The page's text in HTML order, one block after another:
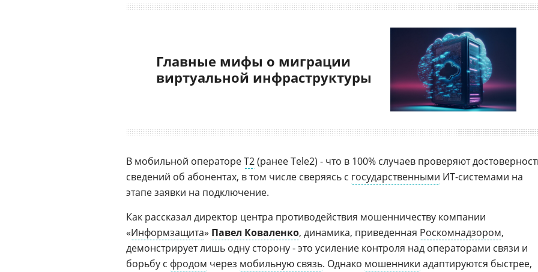
Главные мифы о миграции
виртуальной инфраструктуры
В мобильной оператореТ2(ранее Tele2) - что в 100% случаев проверяют
сведений об абонентах, в том числе сверяясь с государственными ИТ-системами на
этапе заявки на подключение.
Как рассказал директор центра противодействия мошенничеству компании
«Информзащита» Павел Коваленко, динамика, приведенная Роскомнадзором,
демонстрирует лишь одну сторону - это усиление контроля над операторами связи и
борьбу с фродом через мобильную связь. Однако мошенники адаптируются быстрее,